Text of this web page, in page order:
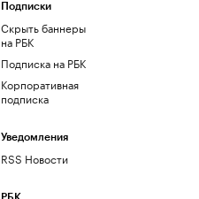
Подписки
Скрыть баннеры
на РБК
Подписка на РБК
Корпоративная
подписка
Уведомления
RSS Новости